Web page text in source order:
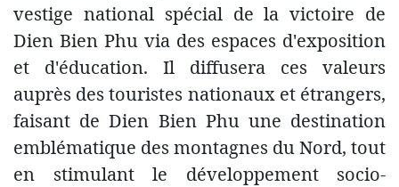
vestige national spécial de la victoire de
Dien Bien Phu via des espaces d'exposition
et d'éducation. Il diffusera ces valeurs
auprès des touristes nationaux et étrangers,
faisant de Dien Bien Phu une destination
emblématique des montagnes du Nord, tout
en stimulant le développement socio-